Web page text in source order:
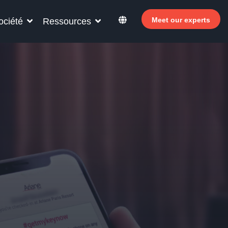
votre personnel hôtelier
Le Welcomer Dashboard
de la combinaison du personnel et
libre-service
Ressources Meet our experts